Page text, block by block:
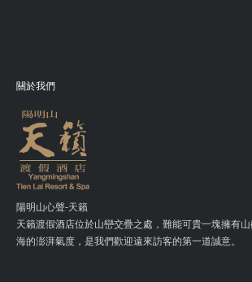
關於我們
陽明山心聲-天籟
天籟渡假酒店位於山巒交疊之處，難能可貴一塊擁有
海的澎湃氣度，是我們歡迎遠來訪客的第一道誠意。